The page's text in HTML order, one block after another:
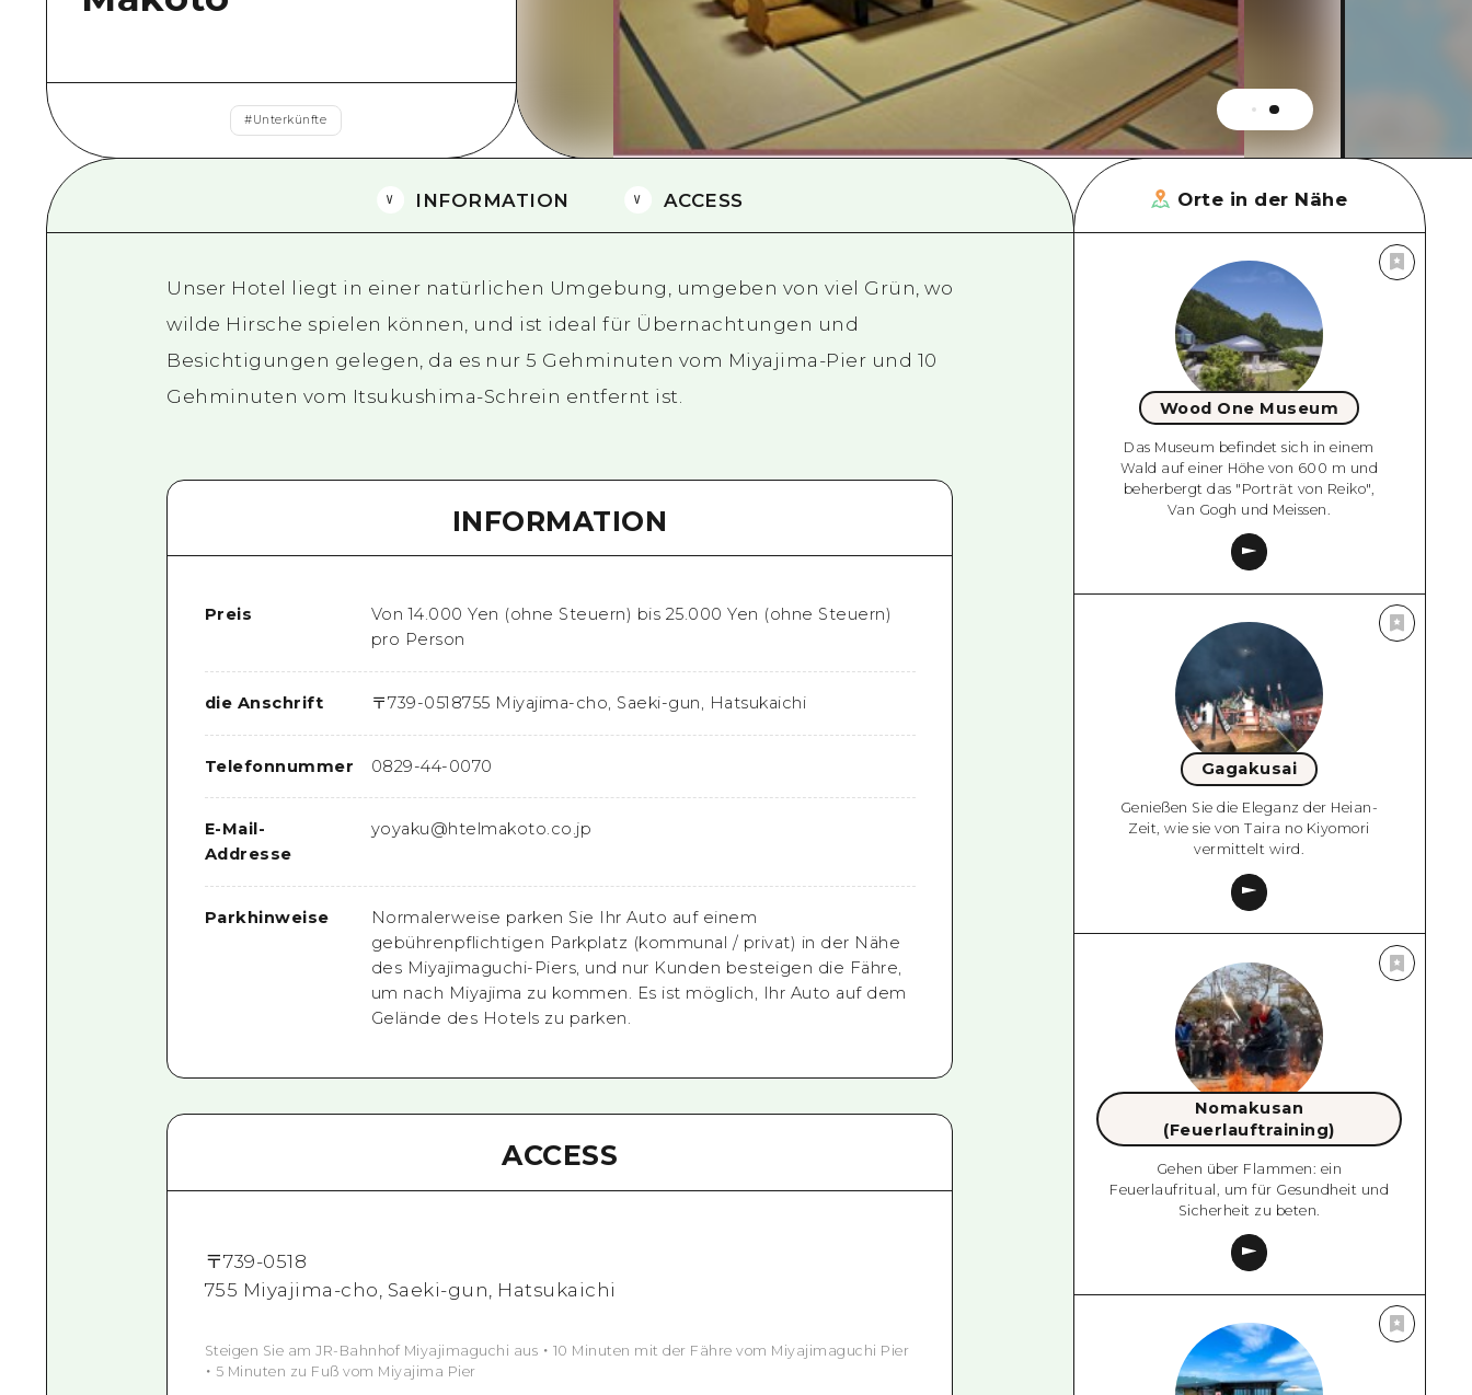
Östliches Yamaguchi
Ehime
Shimane
#Unterkünfte
INFORMATION ACCESS
Unser Hotel liegt in einer natürlichen Umgebung, umgeben von viel Grün, wo
wilde Hirsche spielen können, und ist ideal für Übernachtungen und
Besichtigungen gelegen, da es nur 5 Gehminuten vom Miyajima-Pier und 10
Gehminuten vom Itsukushima-Schrein entfernt ist.
INFORMATION
Preis
Von 14.000 Yen (ohne Steuern) bis 25.000 Yen (ohne Steuern)
pro Person
die Anschrift 〒739-0518755 Miyajima-cho, Saeki-gun, Hatsukaichi
Telefonnummer 0829-44-0070
E-Mail-
Addresse
yoyaku@htelmakoto.co.jp
Parkhinweise
Normalerweise parken Sie Ihr Auto auf einem
gebührenpflichtigen Parkplatz (kommunal / privat) in der Nähe
des Miyajimaguchi-Piers, und nur Kunden besteigen die Fähre,
um nach Miyajima zu kommen. Es ist möglich, Ihr Auto auf dem
Gelände des Hotels zu parken.
ACCESS
〒739-0518
755 Miyajima-cho, Saeki-gun, Hatsukaichi
Steigen Sie am JR-Bahnhof Miyajimaguchi aus ・ 10 Minuten mit der Fähre vom Miyajimaguchi Pier
・ 5 Minuten zu Fuß vom Miyajima Pier
Orte in der Nähe
Wood One Museum
Das Museum befindet sich in einem
Wald auf einer Höhe von 600 m und
beherbergt das "Porträt von Reiko",
Van Gogh und Meissen.
Gagakusai
Genießen Sie die Eleganz der Heian-
Zeit, wie sie von Taira no Kiyomori
vermittelt wird.
Nomakusan
(Feuerlauftraining)
Gehen über Flammen: ein
Feuerlaufritual, um für Gesundheit und
Sicherheit zu beten.